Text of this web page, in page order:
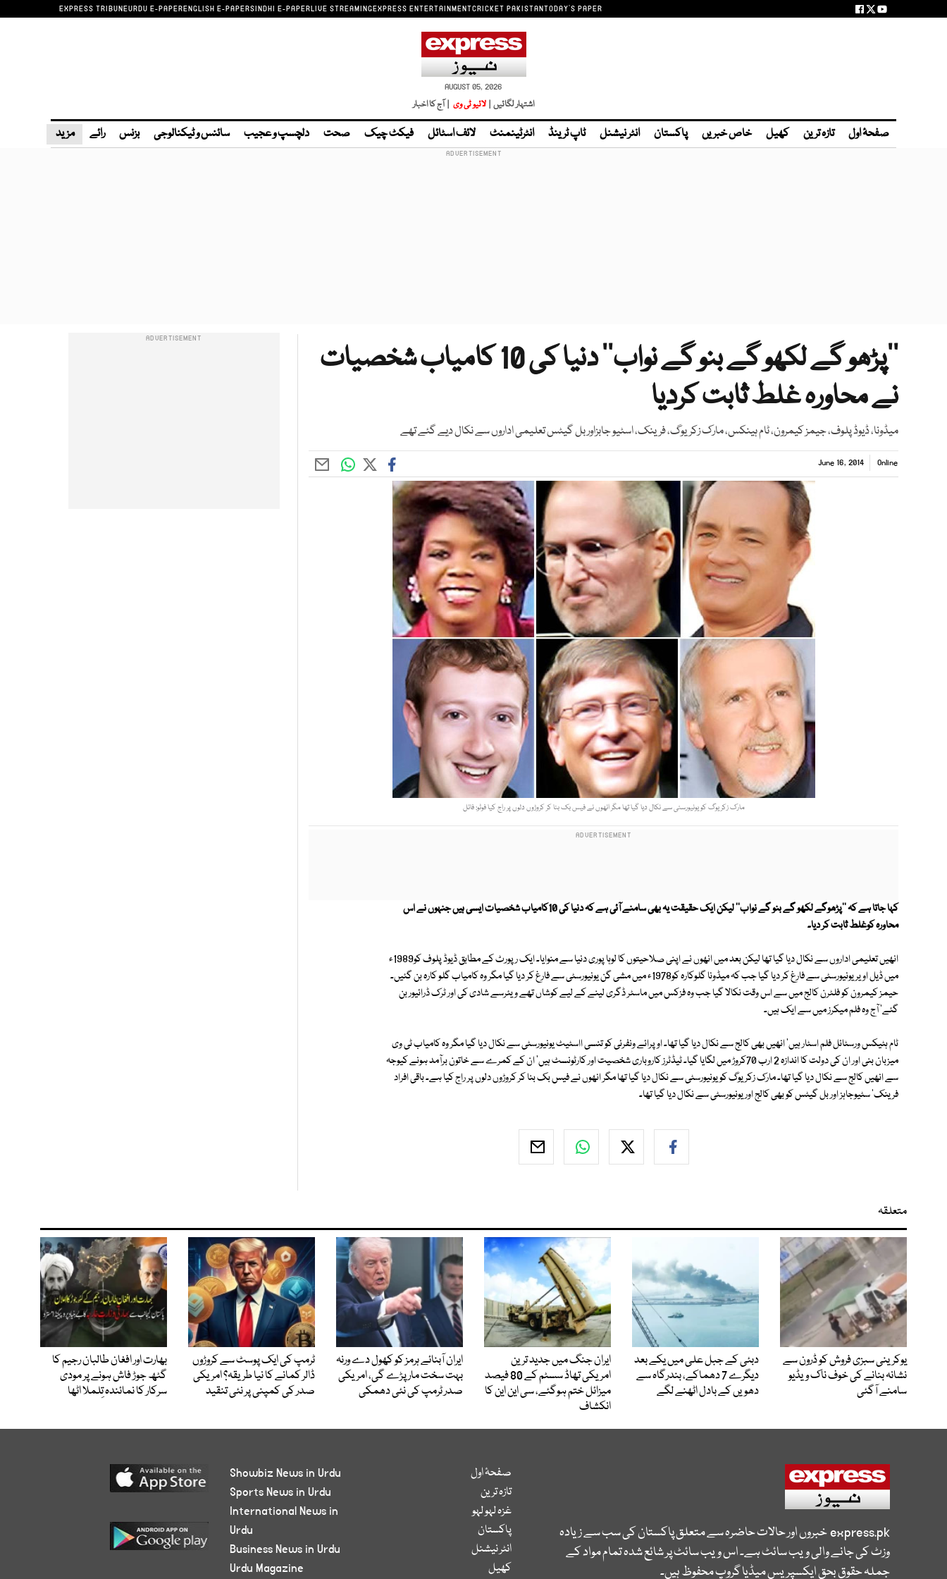
EXPRESS TRIBUNEURDU E-PAPERENGLISH E-PAPERSINDHI E-PAPERLIVE STREAMINGEXPRESS ENTERTAINMENTCRICKET PAKISTANTODAY'S PAPER
AUGUST 05, 2026
اشتہار لگائیں | لائیو ٹی وی | آج کا اخبار
صفحۂ اول تازہ ترین کھیل خاص خبریں پاکستان انٹر نیشنل ٹاپ ٹرینڈ انٹرٹینمنٹ لائف اسٹائل فیکٹ چیک صحت دلچسپ و عجیب سائنس و ٹیکنالوجی بزنس رائے مزید
’’پڑھو گے لکھو گے بنو گے نواب‘‘ دنیا کی 10 کامیاب شخصیات
نے محاورہ غلط ثابت کردیا
میڈونا، ڈیوڈ پلوف، جیمز کیمرون، ٹام ہینکس، مارک زکریوگ، فرینک، اسٹیو جابزاوربل گیٹس تعلیمی اداروں سے نکال دیے گئے تھے
Online
June 16, 2014
مارک زکریوگ کو یونیورسٹی سے نکال دیا گیا تھا مگر انھوں نے فیس بک بنا کر کروڑوں دلوں پر راج کیا فوٹو: فائل
کہا جاتا ہے کہ ''پڑھوگے لکھو گے بنو گے نواب'' لیکن ایک حقیقت یہ بھی سامنے آئی ہے کہ دنیا کی 10کامیاب شخصیات ایسی ہیں جنہوں نے اس
محاورہ کوغلط ثابت کر دیا۔
انھیں تعلیمی اداروں سے نکال دیا گیا تھا لیکن بعد میں انھوں نے اپنی صلاحیتوں کا لوہا پوری دنیا سے منوایا۔ ایک رپورٹ کے مطابق ڈیوڈ پلوف کو1989ء
میں ڈیل اویر یونیورسٹی سے فارغ کر دیا گیا جب کہ میڈونا گلوکارہ کو1978ء میں مشی گن یونیورسٹی سے فارغ کر دیا گیا مگر وہ کامیاب گلو کارہ بن گئیں۔
حیمز کیمرون کو فلٹرن کالج میں سے اس وقت نکالا گیا جب وہ فزکس میں ماسٹر ڈگری لینے کے لیے کوشاں تھے ویئرسے شادی کی اور ٹرک ڈرائیور بن
گئے' آج وہ فلم میکرز میں سے ایک ہیں۔
ٹام ہٹیکس ورسٹائل فلم اسٹار ہیں' انھیں بھی کالج سے نکال دیا گیا تھا۔ اوپرائے ونفرئی کو تنسی ااسٹیٹ یونیورسٹی سے نکال دیا گیا مگر وہ کامیاب ٹی وی
میزبان بنی اور ان کی دولت کا اندازہ 2 ارب 70کروڑ میں لگایا گیا۔ ٹیڈٹرز کاروباری شخصیت اور کارٹونسٹ ہیں' ان کے کمرے سے خاتون برآمد ہونے کیوجہ
سے انھیں کالج سے نکال دیا گیا تھا۔ مارک زکریوگ کو یونیورسٹی سے نکال دیا گیا تھا مگر انھوں نے فیس بک بنا کر کروڑوں دلوں پر راج کیا ہے۔ باقی افراد
فرینک' سٹیوجاہز اور بل گیٹس کو بھی کالج اوریونیورسٹی سے نکال دیا گیا تھا۔
متعلقہ
یوکرینی سبزی فروش کو ڈرون سے
نشانہ بنانے کی خوف ناک ویڈیو
سامنے آگئی
دبئی کے جبل علی میں یکے بعد
دیگرے 7 دھماکے، بندرگاہ سے
دھویں کے بادل اٹھنے لگے
ایران جنگ میں جدید ترین
امریکی تھاڈ سسٹم کے 80 فیصد
میزائل ختم ہوگئے، سی این این کا
انکشاف
ایران آبنائے ہرمز کو کھول دے ورنہ
بہت سخت مار پڑے گی، امریکی
صدر ٹرمپ کی نئی دھمکی
ٹرمپ کی ایک پوسٹ سے کروڑوں
ڈالر کمانے کا نیا طریقہ؟ امریکی
صدر کی کمپنی پر نئی تنقید
بھارت اور افغان طالبان رجیم کا
گٹھ جوڑ فاش ہونے پر مودی
سرکار کا نمائندہ تِلملا اٹھا
express.pkخبروں اور حالات حاضرہ سے متعلق پاکستان کی سب سے زیادہ
وزٹ کی جانے والی ویب سائٹ ہے۔ اس ویب سائٹ پر شائع شدہ تمام مواد کے
جملہ حقوق بحق ایکسپریس میڈیا گروپ محفوظ ہیں۔
صفحۂ اول
تازہ ترین
غزہ لہو لہو
پاکستان
انٹر نیشنل
کھیل
Showbiz News in Urdu
Sports News in Urdu
International News in
Urdu
Business News in Urdu
Urdu Magazine